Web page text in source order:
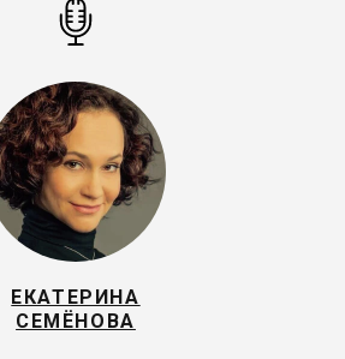
ЕКАТЕРИНА
СЕМЁНОВА